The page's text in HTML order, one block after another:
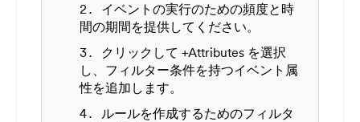
イベントの実行のための頻度と時
間の期間を提供してください。
クリックして +Attributes を選択
し、フィルター条件を持つイベント属
性を追加します。
ルールを作成するためのフィルタ